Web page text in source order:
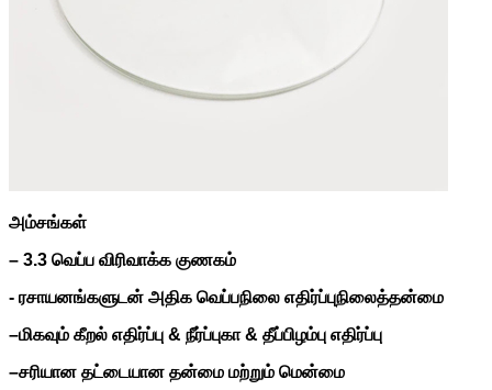
அம்சங்கள்
– 3.3 வெப்ப விரிவாக்க குணகம்
- ரசாயனங்களுடன் அதிக வெப்பநிலை எதிர்ப்புநிலைத்தன்மை
–மிகவும் கீறல் எதிர்ப்பு & நீர்ப்புகா & தீப்பிழம்பு எதிர்ப்பு
–சரியான தட்டையான தன்மை மற்றும் மென்மை